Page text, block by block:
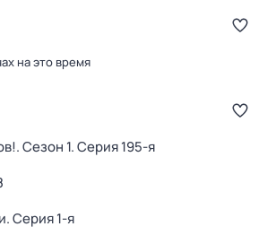
на это время
. Сезон 1. Серия 195-я
. Серия 1-я